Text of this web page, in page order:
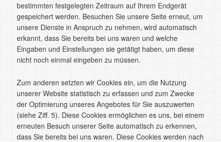
bestimmten festgelegten Zeitraum auf Ihrem Endgerät
gespeichert werden. Besuchen Sie unsere Seite erneut, um
unsere Dienste in Anspruch zu nehmen, wird automatisch
erkannt, dass Sie bereits bei uns waren und welche
Eingaben und Einstellungen sie getätigt haben, um diese
nicht noch einmal eingeben zu müssen.
Zum anderen setzten wir Cookies ein, um die Nutzung
unserer Website statistisch zu erfassen und zum Zwecke
der Optimierung unseres Angebotes für Sie auszuwerten
(siehe Ziff. 5). Diese Cookies ermöglichen es uns, bei einem
erneuten Besuch unserer Seite automatisch zu erkennen,
dass Sie bereits bei uns waren. Diese Cookies werden nach